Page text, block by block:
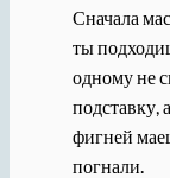
Сначала
ты
одному не
подставку,
фигней
погнали.